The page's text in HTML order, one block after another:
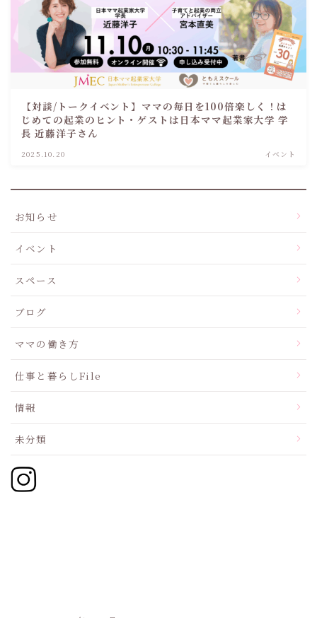
【対談/トークイベント】ママの毎日を100倍楽しく！は
じめての起業のヒント・ゲストは日本ママ起業家大学 学
長 近藤洋子さん
2025.10.20 イベント
お知らせ
イベント
スペース
ブログ
ママの働き方
仕事と暮らしFile
情報
未分類